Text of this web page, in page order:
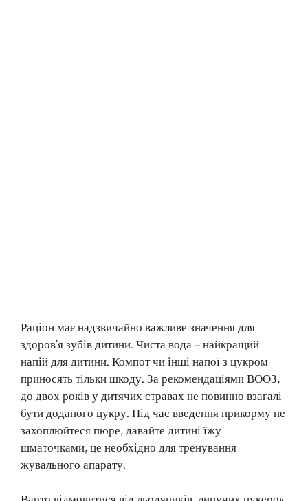
Раціон має надзвичайно важливе значення для
здоров’я зубів дитини. Чиста вода – найкращий
напій для дитини. Компот чи інші напої з цукром
приносять тільки шкоду. За рекомендаціями ВООЗ,
до двох років у дитячих стравах не повинно взагалі
бути доданого цукру. Під час введення прикорму не
захоплюйтеся пюре, давайте дитині їжу
шматочками, це необхідно для тренування
жувального апарату.